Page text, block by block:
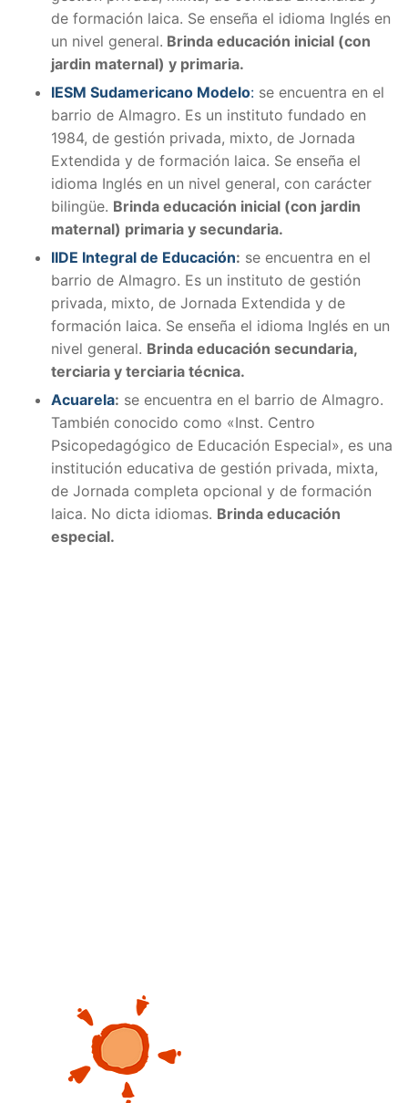
de formación laica. Se enseña el idioma Inglés en
un nivel general. Brinda educación inicial (con
jardin maternal) y primaria.
IESM Sudamericano Modelo: se encuentra en el
barrio de Almagro. Es un instituto fundado en
1984, de gestión privada, mixto, de Jornada
Extendida y de formación laica. Se enseña el
idioma Inglés en un nivel general, con carácter
bilingüe. Brinda educación inicial (con jardin
maternal) primaria y secundaria.
IIDE Integral de Educación: se encuentra en el
barrio de Almagro. Es un instituto de gestión
privada, mixto, de Jornada Extendida y de
formación laica. Se enseña el idioma Inglés en un
nivel general. Brinda educación secundaria,
terciaria y terciaria técnica.
Acuarela: se encuentra en el barrio de Almagro.
También conocido como «Inst. Centro
Psicopedagógico de Educación Especial», es una
institución educativa de gestión privada, mixta,
de Jornada completa opcional y de formación
laica. No dicta idiomas. Brinda educación
especial.